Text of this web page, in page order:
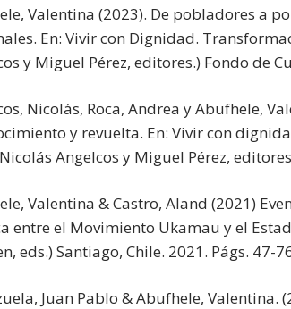
Valentina (2023). De pobladores a
En: Vivir con Dignidad.
y Miguel Pérez, editores.) Fondo de
Nicolás, Roca, Andrea y Abufhele,
y revuelta. En: Vivir con
Angelcos y Miguel Pérez,
Valentina & Castro, Aland (2021)
entre el Movimiento Ukamau y el
eds.) Santiago, Chile. 2021. Págs. 47-
Juan Pablo & Abufhele, Valentina.